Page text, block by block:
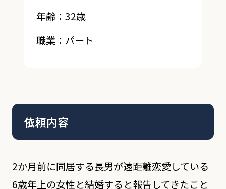
年齢：32歳
職業：パート
依頼内容
2か月前に同居する長男が遠距離恋愛している
6歳年上の女性と結婚すると報告してきたこと